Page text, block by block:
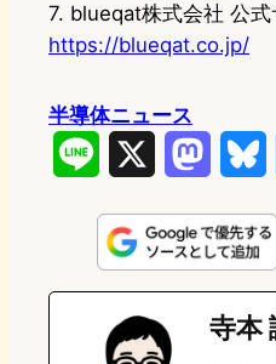
7. blueqat株式会社 公
https://blueqat.co.jp/
半導体ニュース
n
e
s
t
o
u
e
s
寺本